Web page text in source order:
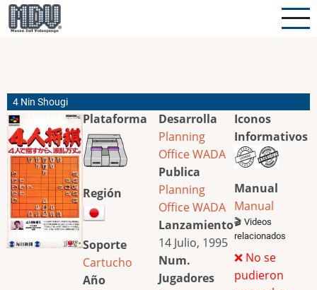
Pasar
al
4 Nin Shougi
Plataforma
Región
Soporte
Cartucho
Año
Desarrolla
Planning
Office WADA
Publica
Planning
Office WADA
Lanzamiento
14 Julio, 1995
Num.
Jugadores
Iconos
Informativos
Manual
Manual
🎬 Videos
relacionados
❌ No se
pudieron